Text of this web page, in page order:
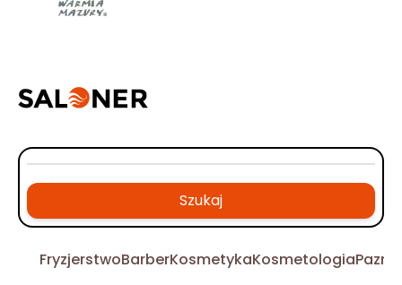
Szukaj
FryzjerstwoBarberKosmetykaKosmetologia